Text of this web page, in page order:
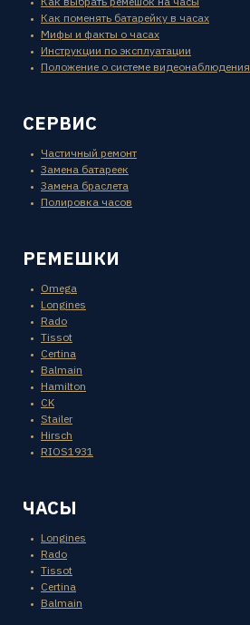
Как поменять батарейку в часах
Мифы и факты о часах
Инструкции по эксплуатации
Положение о системе
СЕРВИС
Частичный ремонт
Замена батареек
Замена браслета
Полировка часов
РЕМЕШКИ
Omega
Longines
Rado
Tissot
Certina
Balmain
Hamilton
CK
Stailer
Hirsch
RIOS1931
ЧАСЫ
Longines
Rado
Tissot
Certina
Balmain